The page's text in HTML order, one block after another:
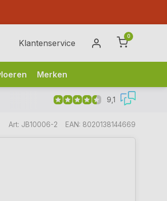
Klantenservice
0
Merken
9,1
Art: JB10006-2 EAN: 8020138144669